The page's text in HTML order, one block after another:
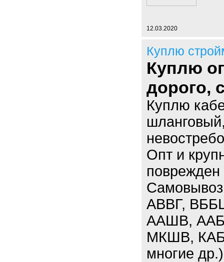
12.03.2020
Куплю
Куплю
дорого,
Куплю
Опт и
поврежден
АВВГ,
ААШВ,
МКШВ,
многие